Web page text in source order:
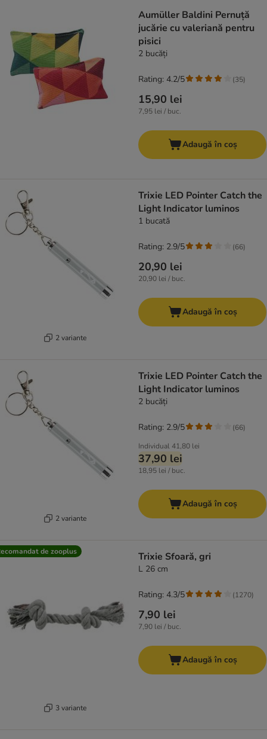
Aumüller Baldini Pernuță
jucărie cu valeriană pentru
pisici
2 bucăți
15,90 lei
7,95 lei / buc.
Rating: 4.2/5 (35)
Adaugă în coș
2 variante
Trixie LED Pointer Catch the
Light Indicator luminos
1 bucată
20,90 lei
20,90 lei / buc.
Rating: 2.9/5 (66)
Adaugă în coș
2 variante
Trixie LED Pointer Catch the
Light Indicator luminos
2 bucăți
Individual41,80 lei
37,90 lei
18,95 lei / buc.
Rating: 2.9/5 (66)
Adaugă în coș
de zooplus
3 variante
Trixie Sfoară, gri
L 26 cm
7,90 lei
7,90 lei / buc.
Rating: 4.3/5 (1270)
Adaugă în coș